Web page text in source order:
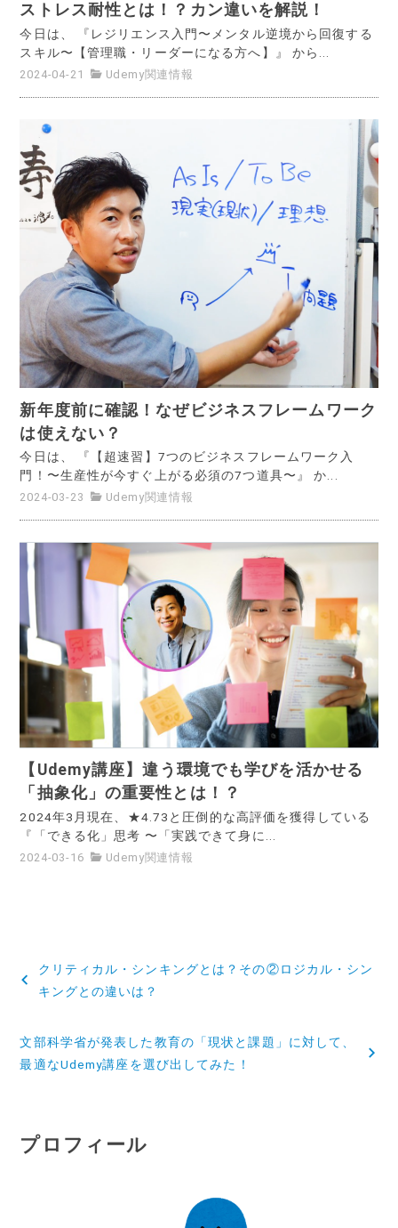
ストレス耐性とは！？カン違いを解説！
今日は、 『レジリエンス入門〜メンタル逆境から回復する
スキル〜【管理職・リーダーになる方へ】』 から...
2024-04-21 Udemy関連情報
新年度前に確認！なぜビジネスフレームワーク
は使えない？
今日は、 『【超速習】7つのビジネスフレームワーク入
門！〜生産性が今すぐ上がる必須の7つ道具〜』 か...
2024-03-23 Udemy関連情報
【Udemy講座】違う環境でも学びを活かせる
「抽象化」の重要性とは！？
2024年3月現在、★4.73と圧倒的な高評価を獲得している
『「できる化」思考 〜「実践できて身に...
2024-03-16 Udemy関連情報
稿
ビ
シ
クリティカル・シンキングとは？その②ロジカル・シン
キングとの違いは？
文部科学省が発表した教育の「現状と課題」に対して、
最適なUdemy講座を選び出してみた！
プロフィール